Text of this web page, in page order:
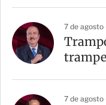
7 de
7 de